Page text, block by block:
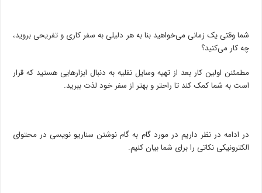
شما وقتی یک زمانی می‌خواهید بنا به هر دلیلی به سفر کاری و تفریحی بروید،
چه کار می‌کنید؟
مطمئنن اولین کار بعد از تهیه وسایل نقلیه به دنبال ابزارهایی هستید که قرار
است به شما کمک کند تا راحتر و بهتر از سفر خود لذت ببرید.
در ادامه در نظر داریم در مورد گام به گام نوشتن سناریو نویسی در محتوای
الکترونیکی نکاتی را برای شما بیان کنیم.